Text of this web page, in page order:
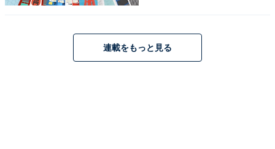
View this post on Instagram
連載をもっと見る